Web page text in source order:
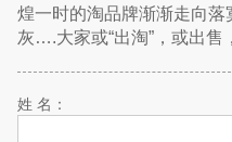
煌一时的淘品牌渐渐走向
灰….大家或“出淘”，或出售
姓 名：